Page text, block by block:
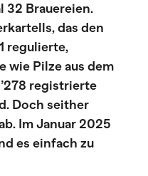
32 Brauereien.
das den
regulierte,
wie Pilze aus dem
registrierte
Doch seither
Im Januar 2025
es einfach zu